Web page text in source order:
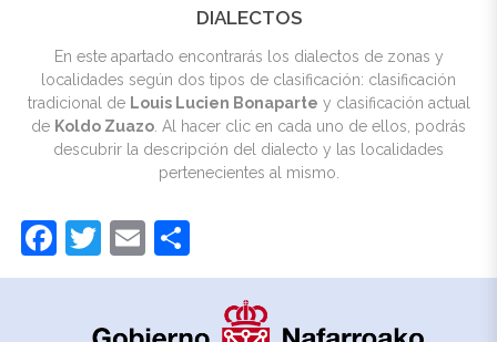
DIALECTOS
En este apartado encontrarás los dialectos de zonas y
localidades según dos tipos de clasificación: clasificación
tradicional de Louis Lucien Bonaparte y clasificación actual
de Koldo Zuazo . Al hacer clic en cada uno de ellos, podrás
descubrir la descripción del dialecto y las localidades
pertenecientes al mismo.
Facebook
Twitter
Email